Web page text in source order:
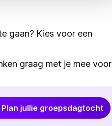
gaan? Kies voor een
graag met je mee voor
Plan jullie groepsdagtocht